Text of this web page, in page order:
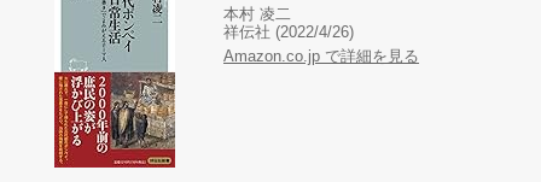
本村 凌二
祥伝社 (2022/4/26)
Amazon.co.jp で詳細を見る